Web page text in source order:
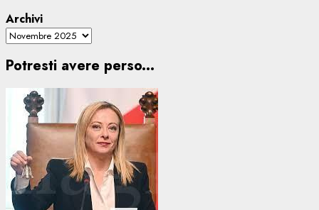
Archivi
Potresti avere perso...